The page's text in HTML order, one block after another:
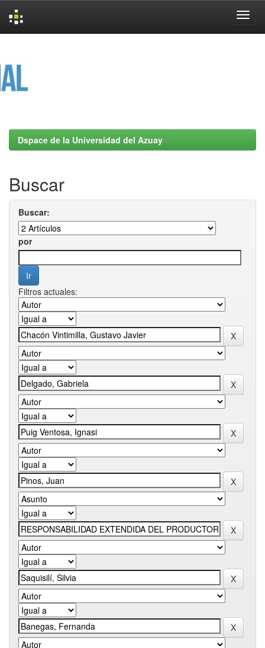
Dspace de la Universidad del Azuay
Buscar
Buscar:
por
Filtros actuales: